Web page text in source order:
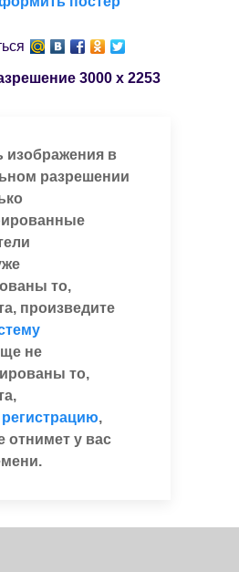
3000 x 2253
изображения в
разрешении
то,
произведите
не
то,
,
отнимет у вас